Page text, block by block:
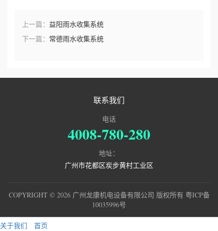
上一篇： 益阳雨水收集系统
下一篇： 常德雨水收集系统
联系我们
电话
4008-780-280
地址：
广州市花都区炭步黄村工业区
COPYRIGHT © 2026 广州龙康机电设备有限公司 版权所有 粤ICP备
10035996号
关于我们 首页